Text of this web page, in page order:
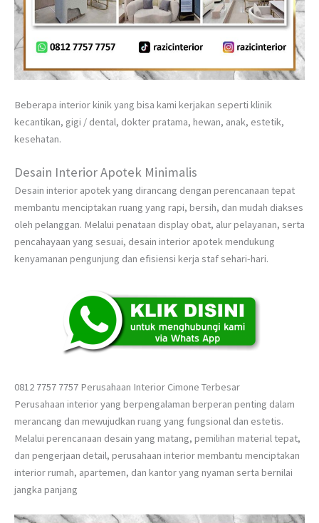
Beberapa interior kinik yang bisa kami kerjakan seperti klinik
kecantikan, gigi / dental, dokter pratama, hewan, anak, estetik,
kesehatan.
Desain Interior Apotek Minimalis
Desain interior apotek yang dirancang dengan perencanaan tepat
membantu menciptakan ruang yang rapi, bersih, dan mudah diakses
oleh pelanggan. Melalui penataan display obat, alur pelayanan, serta
pencahayaan yang sesuai, desain interior apotek mendukung
kenyamanan pengunjung dan efisiensi kerja staf sehari-hari.
0812 7757 7757 Perusahaan Interior Cimone Terbesar
Perusahaan interior yang berpengalaman berperan penting dalam
merancang dan mewujudkan ruang yang fungsional dan estetis.
Melalui perencanaan desain yang matang, pemilihan material tepat,
dan pengerjaan detail, perusahaan interior membantu menciptakan
interior rumah, apartemen, dan kantor yang nyaman serta bernilai
jangka panjang